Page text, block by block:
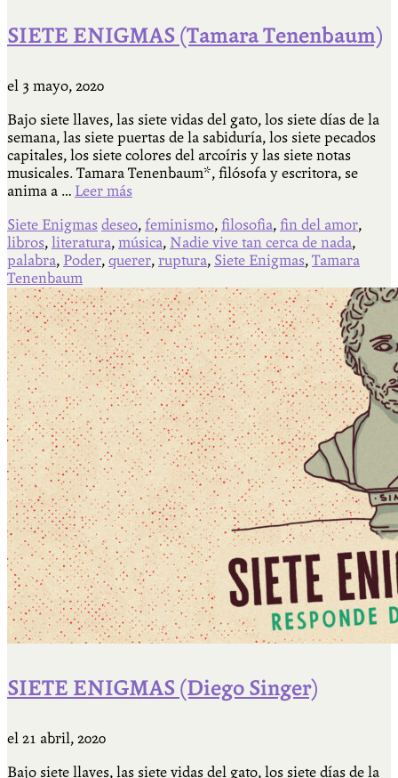
SIETE ENIGMAS (Tamara Tenenbaum)
el 3 mayo, 2020
Bajo siete llaves, las siete vidas del gato, los siete días de la
semana, las siete puertas de la sabiduría, los siete pecados
capitales, los siete colores del arcoíris y las siete notas
musicales. Tamara Tenenbaum*, filósofa y escritora, se
anima a … Leer más
Siete Enigmas deseo, feminismo, filosofia, fin del amor,
libros, literatura, música, Nadie vive tan cerca de nada,
palabra, Poder, querer, ruptura, Siete Enigmas, Tamara
Tenenbaum
SIETE ENIGMAS (Diego Singer)
el 21 abril, 2020
Bajo siete llaves, las siete vidas del gato, los siete días de la